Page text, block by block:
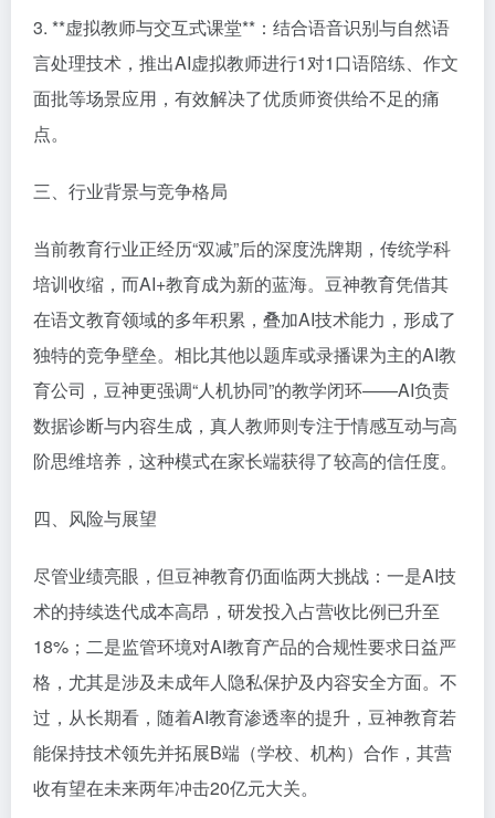
3. **虚拟教师与交互式课堂**：结合语音识别与自然语
言处理技术，推出AI虚拟教师进行1对1口语陪练、作文
面批等场景应用，有效解决了优质师资供给不足的痛
点。
三、行业背景与竞争格局
当前教育行业正经历“双减”后的深度洗牌期，传统学科
培训收缩，而AI+教育成为新的蓝海。豆神教育凭借其
在语文教育领域的多年积累，叠加AI技术能力，形成了
独特的竞争壁垒。相比其他以题库或录播课为主的AI教
育公司，豆神更强调“人机协同”的教学闭环——AI负责
数据诊断与内容生成，真人教师则专注于情感互动与高
阶思维培养，这种模式在家长端获得了较高的信任度。
四、风险与展望
尽管业绩亮眼，但豆神教育仍面临两大挑战：一是AI技
术的持续迭代成本高昂，研发投入占营收比例已升至
18%；二是监管环境对AI教育产品的合规性要求日益严
格，尤其是涉及未成年人隐私保护及内容安全方面。不
过，从长期看，随着AI教育渗透率的提升，豆神教育若
能保持技术领先并拓展B端（学校、机构）合作，其营
收有望在未来两年冲击20亿元大关。